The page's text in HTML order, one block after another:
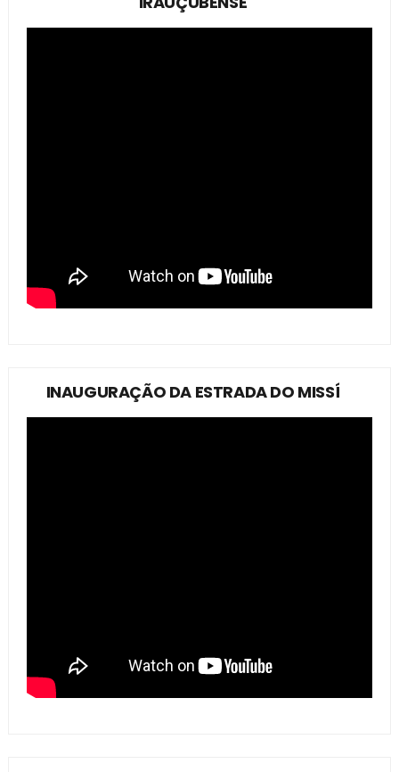
INAUGURAÇÃO DA ESTRADA DO MISSÍ